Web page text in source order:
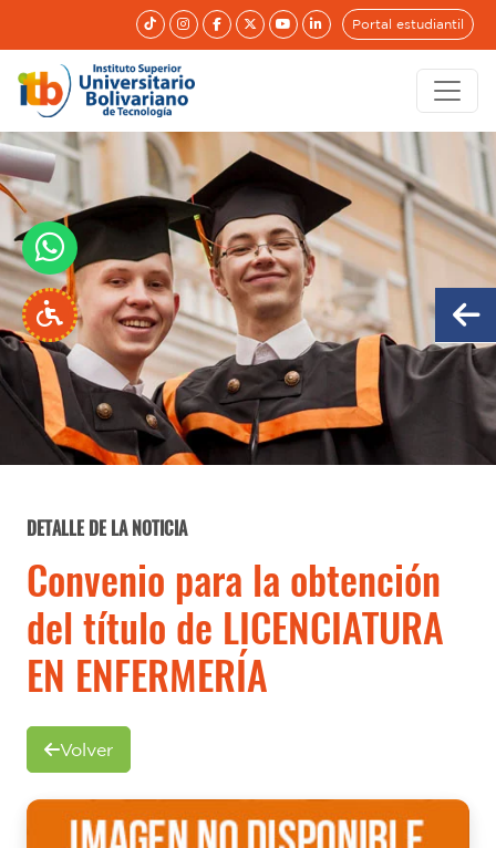
Portal estudiantil
DETALLE DE LA NOTICIA
Convenio para la obtención
del título de LICENCIATURA
EN ENFERMERÍA
Volver